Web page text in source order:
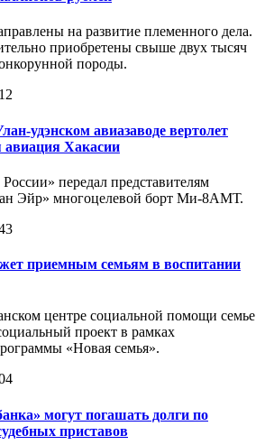
на развитие племенного дела.
приобретены свыше двух тысяч
породы.
удэнском авиазаводе вертолет
авиация Хакасии
передал представителям
Эйр» многоцелевой борт Ми-8АМТ.
приемным семьям в воспитании
центре социальной помощи семье
проект в рамках
«Новая семья».
могут погашать долги по
приставов